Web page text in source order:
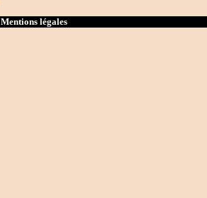
Mentions légales